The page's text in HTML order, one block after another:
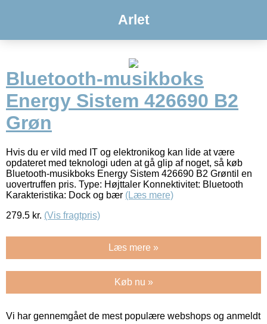
Arlet
Bluetooth-musikboks
Energy Sistem 426690 B2
Grøn
Hvis du er vild med IT og elektronikog kan lide at være
opdateret med teknologi uden at gå glip af noget, så køb
Bluetooth-musikboks Energy Sistem 426690 B2 Grøntil en
uovertruffen pris. Type: Højttaler Konnektivitet: Bluetooth
Karakteristika: Dock og bær (Læs mere)
279.5 kr. (Vis fragtpris)
Læs mere »
Køb nu »
Vi har gennemgået de mest populære webshops og anmeldt